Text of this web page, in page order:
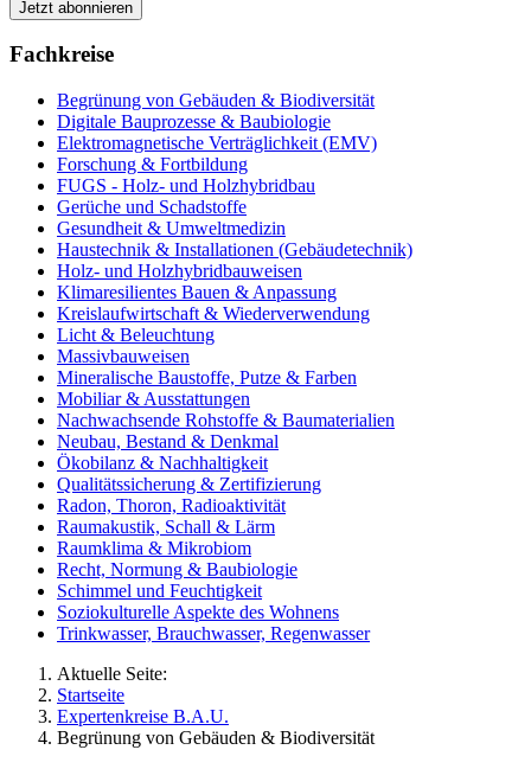
Fachkreise
Begrünung von Gebäuden & Biodiversität
Digitale Bauprozesse & Baubiologie
Elektromagnetische Verträglichkeit (EMV)
Forschung & Fortbildung
FUGS - Holz- und Holzhybridbau
Gerüche und Schadstoffe
Gesundheit & Umweltmedizin
Haustechnik & Installationen (Gebäudetechnik)
Holz- und Holzhybridbauweisen
Klimaresilientes Bauen & Anpassung
Kreislaufwirtschaft & Wiederverwendung
Licht & Beleuchtung
Massivbauweisen
Mineralische Baustoffe, Putze & Farben
Mobiliar & Ausstattungen
Nachwachsende Rohstoffe & Baumaterialien
Neubau, Bestand & Denkmal
Ökobilanz & Nachhaltigkeit
Qualitätssicherung & Zertifizierung
Radon, Thoron, Radioaktivität
Raumakustik, Schall & Lärm
Raumklima & Mikrobiom
Recht, Normung & Baubiologie
Schimmel und Feuchtigkeit
Soziokulturelle Aspekte des Wohnens
Trinkwasser, Brauchwasser, Regenwasser
Aktuelle Seite:
Startseite
Expertenkreise B.A.U.
Begrünung von Gebäuden & Biodiversität